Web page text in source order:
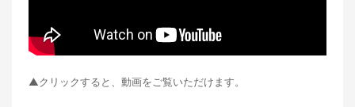
▲クリックすると、動画をご覧いただけます。